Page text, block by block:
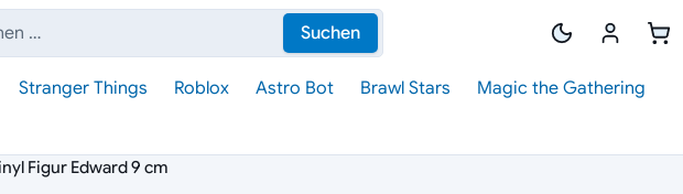
Suchen
Stranger Things Roblox Astro Bot Brawl Stars
Magic the Gathering
Figur Edward 9 cm